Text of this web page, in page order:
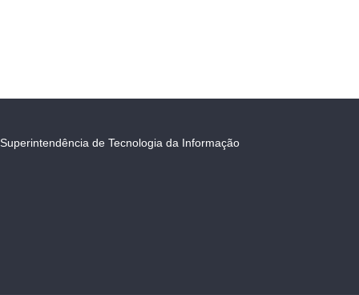
Superintendência de Tecnologia da Informação